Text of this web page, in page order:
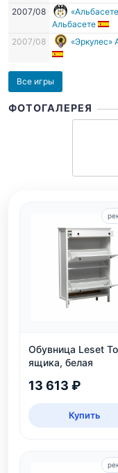
2007/08
Альбасете
2007/08 «Эркулес»
Все игры
ФОТОГАЛЕРЕЯ
Обувница Leset
ящика, белая
13 613 ₽
Купить